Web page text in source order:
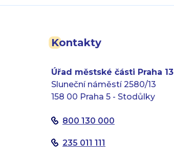
Kontakty
Úřad městské části Praha 13
Sluneční náměstí 2580/13
158 00 Praha 5 - Stodůlky
800 130 000
235 011 111